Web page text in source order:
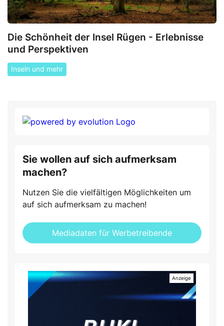
Die Schönheit der Insel Rügen - Erlebnisse
und Perspektiven
Inseln und mehr
Sie wollen auf sich aufmerksam
machen?
Nutzen Sie die vielfältigen Möglichkeiten um
auf sich aufmerksam zu machen!
Mediadaten für Werbetreibende